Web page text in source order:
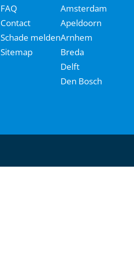
FAQ
Contact
Schade melden
Sitemap
Amsterdam
Apeldoorn
Arnhem
Breda
Delft
Den Bosch